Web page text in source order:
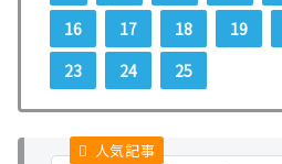
16
17 18 19
23
24 25